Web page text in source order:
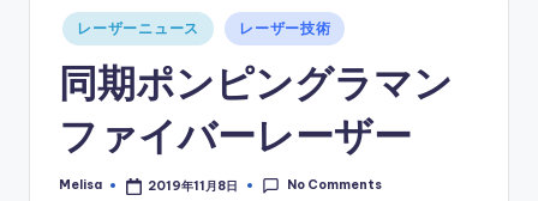
の
科
学
技
術
Posted
in
レーザーニュース レーザー技術
同期ポンピングラマン
ファイバーレーザー
Posted
Melisa 2019年11月8日 No Comments